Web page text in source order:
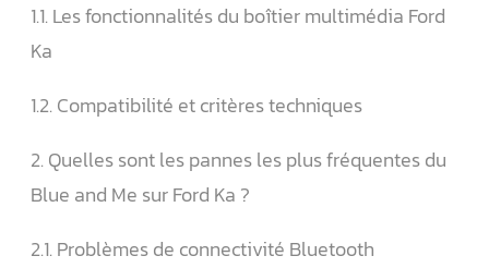
1.1. Les fonctionnalités du boîtier multimédia Ford
Ka
1.2. Compatibilité et critères techniques
2. Quelles sont les pannes les plus fréquentes du
Blue and Me sur Ford Ka ?
2.1. Problèmes de connectivité Bluetooth